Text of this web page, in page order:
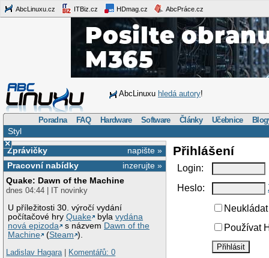
AbcLinuxu.cz ITBiz.cz HDmag.cz AbcPráce.cz
AbcLinuxu hledá autory!
Poradna FAQ Hardware Software Články Učebnice
Styl
×
napište »
Zprávičky
inzerujte »
Pracovní nabídky
Quake: Dawn of the Machine
dnes 04:44 | IT novinky
U příležitosti 30. výročí vydání
počítačové hryQuake bylavydána
nová epizoda
s názvem Dawn of the
Machine
(Steam ).
Ladislav Hagara| Komentářů: 0
Přihlášení
Login:
Heslo:
Používat